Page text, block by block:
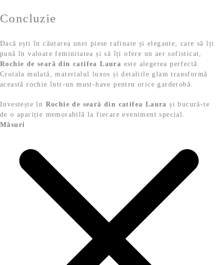
Concluzie
Dacă ești în căutarea unei piese rafinate și elegante, care să îți
pună în valoare feminitatea și să îți ofere un aer sofisticat,
Rochie de seară din catifea Laura este alegerea perfectă.
Croiala mulată, materialul luxos și detaliile glam transformă
această rochie într-un must-have pentru orice garderobă.
Investește în Rochie de seară din catifea Laura și bucură-te
de o apariție memorabilă la fiecare eveniment special.
Măsuri